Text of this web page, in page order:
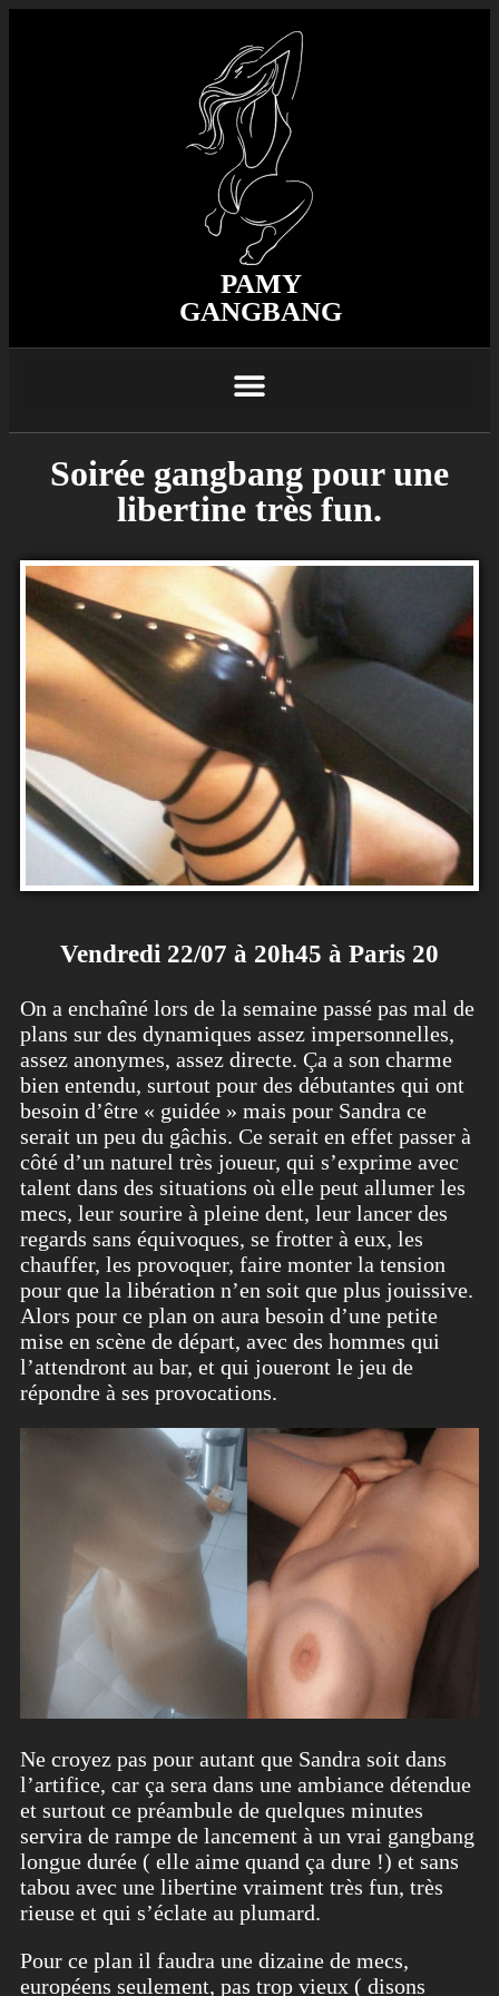
PAMY
GANGBANG
Soirée gangbang pour une
libertine très fun.
Vendredi 22/07 à 20h45 à Paris 20
On a enchaîné lors de la semaine passé pas mal de
plans sur des dynamiques assez impersonnelles,
assez anonymes, assez directe. Ça a son charme
bien entendu, surtout pour des débutantes qui ont
besoin d’être « guidée » mais pour Sandra ce
serait un peu du gâchis. Ce serait en effet passer à
côté d’un naturel très joueur, qui s’exprime avec
talent dans des situations où elle peut allumer les
mecs, leur sourire à pleine dent, leur lancer des
regards sans équivoques, se frotter à eux, les
chauffer, les provoquer, faire monter la tension
pour que la libération n’en soit que plus jouissive.
Alors pour ce plan on aura besoin d’une petite
mise en scène de départ, avec des hommes qui
l’attendront au bar, et qui joueront le jeu de
répondre à ses provocations.
Ne croyez pas pour autant que Sandra soit dans
l’artifice, car ça sera dans une ambiance détendue
et surtout ce préambule de quelques minutes
servira de rampe de lancement à un vrai gangbang
longue durée ( elle aime quand ça dure !) et sans
tabou avec une libertine vraiment très fun, très
rieuse et qui s’éclate au plumard.
Pour ce plan il faudra une dizaine de mecs,
européens seulement, pas trop vieux ( disons